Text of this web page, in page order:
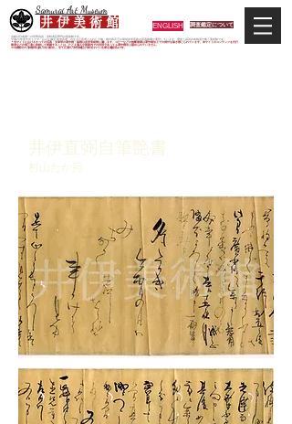
Samurai Art Museum
井 伊 美 術 館 ENGLISH 調査鑑定について
当館は日本唯一の甲冑武具・史料考証専門の美術館です。
平成29年度大河ドラマ「おんな城主 井伊直虎」の主人公直虎とされた人物、徳川四天王の筆頭井伊直政の直系後裔が運営しています。歴史と武具の本格派が集う美術館です。
＊当サイトにおけるすべての写真・文章等の著作権・版権は井伊美術館に属します。コピーなどの無断複製は著作権法上での例外を除き禁じられています。本サイトのコンテンツを代行
業者などの第三者に依頼して複製することは、たとえ個人や家庭内での利用であっても著作権法上認められていません。
※当館展示の刀剣類等は銃刀法に遵法し、​全て正真の刀剣登録証が添付されている事を確認済みです。
井伊直弼自筆艶書
村山たか宛